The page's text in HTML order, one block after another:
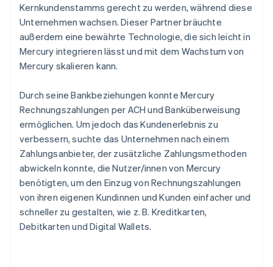
Kernkundenstamms gerecht zu werden, während diese
Unternehmen wachsen. Dieser Partner bräuchte
außerdem eine bewährte Technologie, die sich leicht in
Mercury integrieren lässt und mit dem Wachstum von
Mercury skalieren kann.
Durch seine Bankbeziehungen konnte Mercury
Rechnungszahlungen per ACH und Banküberweisung
ermöglichen. Um jedoch das Kundenerlebnis zu
verbessern, suchte das Unternehmen nach einem
Zahlungsanbieter, der zusätzliche Zahlungsmethoden
abwickeln konnte, die Nutzer/innen von Mercury
benötigten, um den Einzug von Rechnungszahlungen
von ihren eigenen Kundinnen und Kunden einfacher und
schneller zu gestalten, wie z. B. Kreditkarten,
Debitkarten und Digital Wallets.